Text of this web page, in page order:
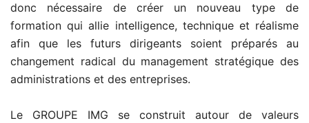
donc nécessaire de créer un nouveau type de
formation qui allie intelligence, technique et réalisme
afin que les futurs dirigeants soient préparés au
changement radical du management stratégique des
administrations et des entreprises.
Le GROUPE IMG se construit autour de valeurs